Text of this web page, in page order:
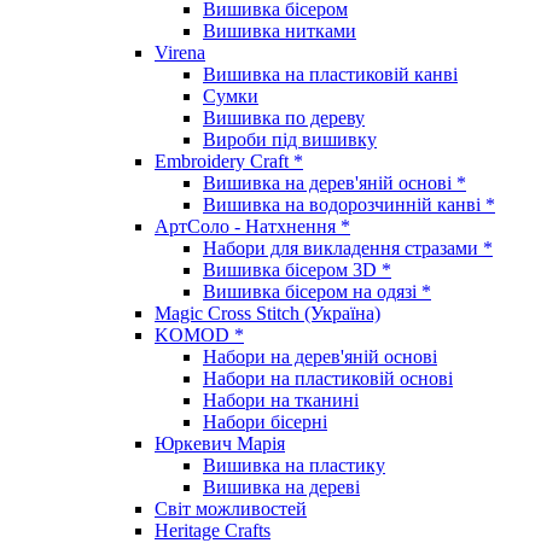
Вишивка бісером
Вишивка нитками
Virena
Вишивка на пластиковій канві
Сумки
Вишивка по дереву
Вироби під вишивку
Embroidery Craft *
Вишивка на дерев'яній основі *
Вишивка на водорозчинній канві *
АртСоло - Натхнення *
Набори для викладення стразами *
Вишивка бісером 3D *
Вишивка бісером на одязі *
Magic Cross Stitch (Україна)
KOMOD *
Набори на дерев'яній основі
Набори на пластиковій основі
Набори на тканині
Набори бісерні
Юркевич Марія
Вишивка на пластику
Вишивка на дереві
Світ можливостей
Heritage Crafts